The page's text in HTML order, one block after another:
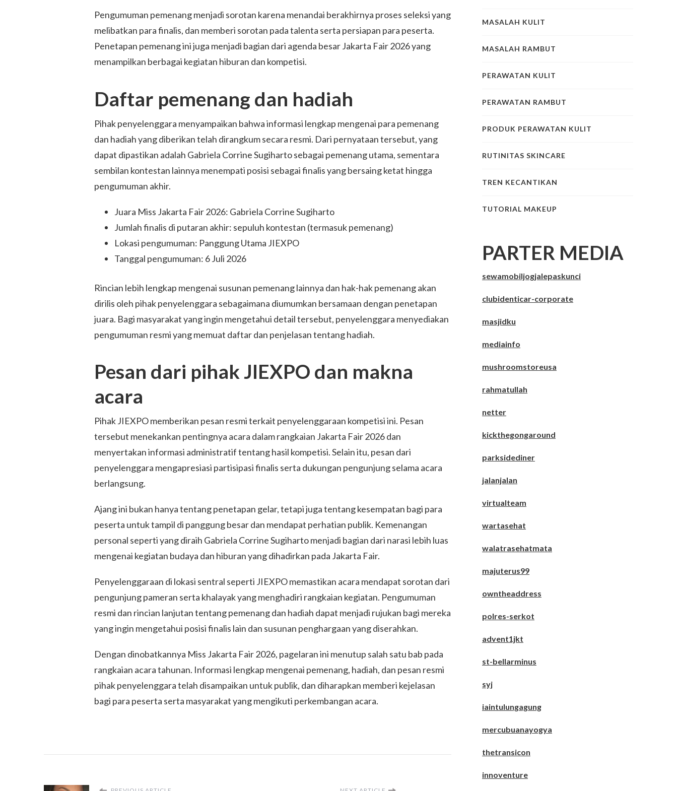
Pengumuman pemenang menjadi sorotan karena menandai berakhirnya proses seleksi yang
melibatkan para finalis, dan memberi sorotan pada talenta serta persiapan para peserta.
Penetapan pemenang ini juga menjadi bagian dari agenda besar Jakarta Fair 2026 yang
menampilkan berbagai kegiatan hiburan dan kompetisi.
Daftar pemenang dan hadiah
Pihak penyelenggara menyampaikan bahwa informasi lengkap mengenai para pemenang
dan hadiah yang diberikan telah dirangkum secara resmi. Dari pernyataan tersebut, yang
dapat dipastikan adalah Gabriela Corrine Sugiharto sebagai pemenang utama, sementara
sembilan kontestan lainnya menempati posisi sebagai finalis yang bersaing ketat hingga
pengumuman akhir.
Juara Miss Jakarta Fair 2026: Gabriela Corrine Sugiharto
Jumlah finalis di putaran akhir: sepuluh kontestan (termasuk pemenang)
Lokasi pengumuman: Panggung Utama JIEXPO
Tanggal pengumuman: 6 Juli 2026
Rincian lebih lengkap mengenai susunan pemenang lainnya dan hak-hak pemenang akan
dirilis oleh pihak penyelenggara sebagaimana diumumkan bersamaan dengan penetapan
juara. Bagi masyarakat yang ingin mengetahui detail tersebut, penyelenggara menyediakan
pengumuman resmi yang memuat daftar dan penjelasan tentang hadiah.
Pesan dari pihak JIEXPO dan makna
acara
Pihak JIEXPO memberikan pesan resmi terkait penyelenggaraan kompetisi ini. Pesan
tersebut menekankan pentingnya acara dalam rangkaian Jakarta Fair 2026 dan
menyertakan informasi administratif tentang hasil kompetisi. Selain itu, pesan dari
penyelenggara mengapresiasi partisipasi finalis serta dukungan pengunjung selama acara
berlangsung.
Ajang ini bukan hanya tentang penetapan gelar, tetapi juga tentang kesempatan bagi para
peserta untuk tampil di panggung besar dan mendapat perhatian publik. Kemenangan
personal seperti yang diraih Gabriela Corrine Sugiharto menjadi bagian dari narasi lebih luas
mengenai kegiatan budaya dan hiburan yang dihadirkan pada Jakarta Fair.
Penyelenggaraan di lokasi sentral seperti JIEXPO memastikan acara mendapat sorotan dari
pengunjung pameran serta khalayak yang menghadiri rangkaian kegiatan. Pengumuman
resmi dan rincian lanjutan tentang pemenang dan hadiah dapat menjadi rujukan bagi mereka
yang ingin mengetahui posisi finalis lain dan susunan penghargaan yang diserahkan.
Dengan dinobatkannya Miss Jakarta Fair 2026, pagelaran ini menutup salah satu bab pada
rangkaian acara tahunan. Informasi lengkap mengenai pemenang, hadiah, dan pesan resmi
pihak penyelenggara telah disampaikan untuk publik, dan diharapkan memberi kejelasan
bagi para peserta serta masyarakat yang mengikuti perkembangan acara.
MASALAH KULIT
MASALAH RAMBUT
PERAWATAN KULIT
PERAWATAN RAMBUT
PRODUK PERAWATAN KULIT
RUTINITAS SKINCARE
TREN KECANTIKAN
TUTORIAL MAKEUP
PARTER MEDIA
sewamobiljogjalepaskunci
clubidenticar-corporate
masjidku
mediainfo
mushroomstoreusa
rahmatullah
netter
kickthegongaround
parksidediner
jalanjalan
virtualteam
wartasehat
walatrasehatmata
majuterus99
owntheaddress
polres-serkot
advent1jkt
st-bellarminus
syj
iaintulungagung
mercubuanayogya
thetransicon
innoventure